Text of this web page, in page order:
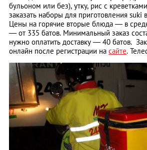
бульоном или без), утку, рис с
заказать наборы для приготовления
Цены на горячие вторые блюда — в
— от 335 батов. Минимальный заказ
нужно оплатить доставку — 40 батов.
онлайн после регистрации на сайте.